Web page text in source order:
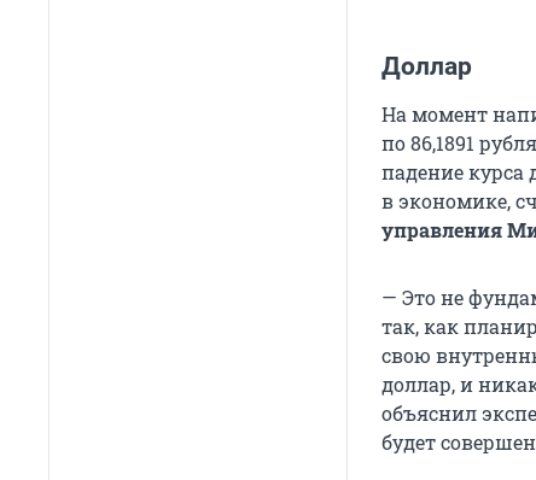
Доллар
На момент
по 86,1891
падение
в экономике,
управления
— Это не
так, как
свою
доллар, и
объяснил
будет